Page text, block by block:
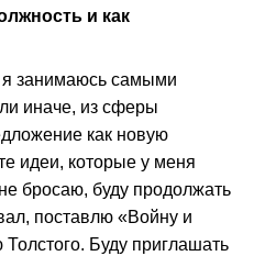
и как
я занимаюсь самыми
иначе, из сферы
как новую
идеи, которые у меня
бросаю, буду продолжать
поставлю «Войну и
Буду приглашать